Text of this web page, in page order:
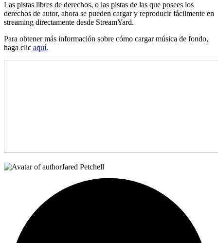
Las pistas libres de derechos, o las pistas de las que posees los
derechos de autor, ahora se pueden cargar y reproducir fácilmente en
streaming directamente desde StreamYard.
Para obtener más información sobre cómo cargar música de fondo,
haga clic aquí.
Jared Petchell